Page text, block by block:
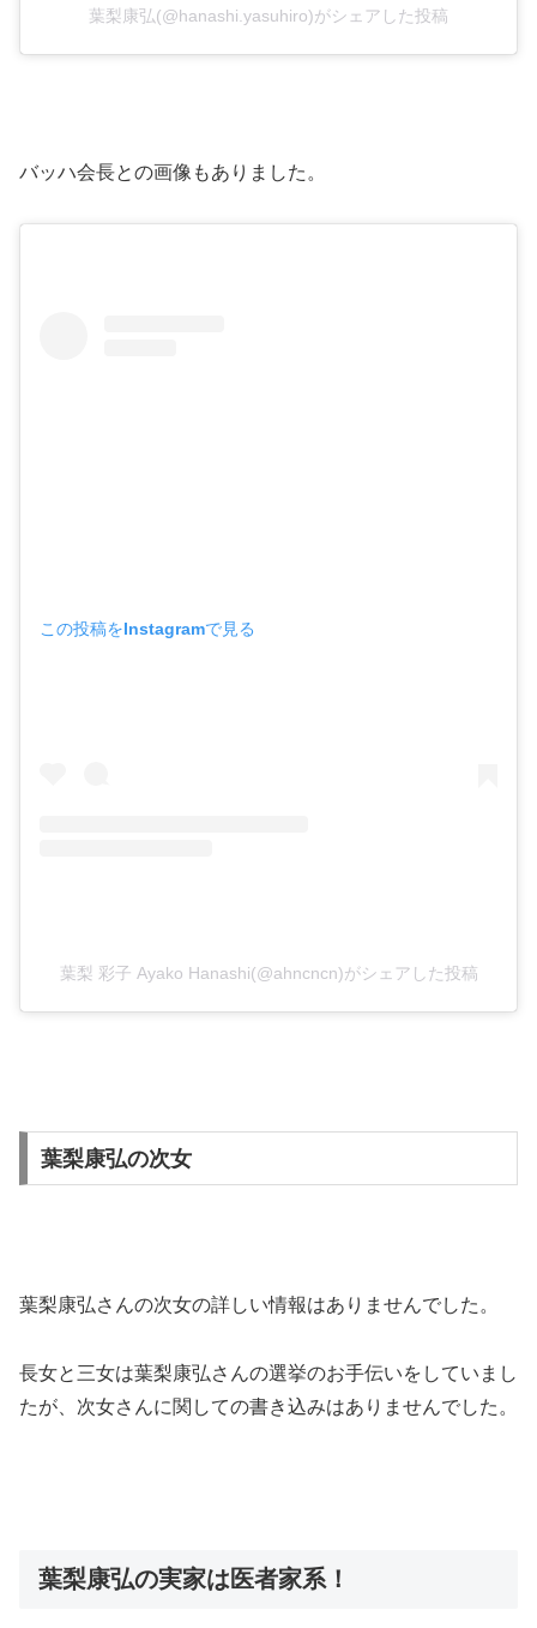
葉梨康弘(@hanashi.yasuhiro)がシェアした投稿
バッハ会長との画像もありました。
この投稿をInstagramで見る
葉梨 彩子 Ayako Hanashi(@ahncncn)がシェアした投稿
葉梨康弘の次女
葉梨康弘さんの次女の詳しい情報はありませんでした。
長女と三女は葉梨康弘さんの選挙のお手伝いをしていまし
たが、次女さんに関しての書き込みはありませんでした。
葉梨康弘の実家は医者家系！